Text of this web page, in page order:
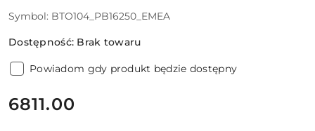
Symbol: BTO104_PB16250_EMEA
Dostępność: Brak towaru
Powiadom gdy produkt będzie dostępny
cena:
6811.00